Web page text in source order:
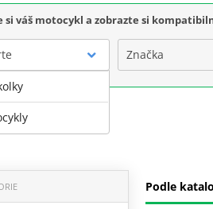
si váš motocykl a zobrazte si
Značka
Podle